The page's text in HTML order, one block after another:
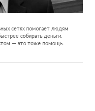
сетях помогает людям
собирать деньги.
— это тоже помощь.